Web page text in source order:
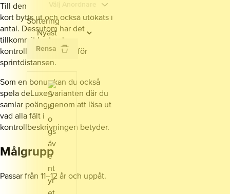
Till den nya upplagan har alla
kort bytts ut och också utökats i
antal. Dessutom har det
tillkommit kort och
kontrollbeskrivningar för
sprintdistansen.
Som en bonus kan du också
spela deLuxe-varianten där du
samlar poäng genom att läsa ut
vad alla fält i
kontrollbeskrivningen betyder.
Målgrupp
Passar från 11–12 år och uppåt.
Sortering
Rensa